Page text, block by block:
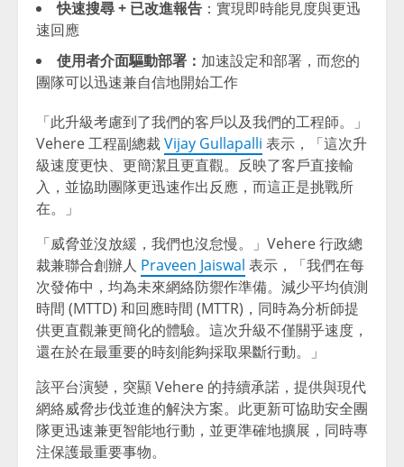
快速搜尋 + 已改進報告 ：實現即時能見度與更迅
速回應
使用者介面驅動部署： 加速設定和部署，而您的
團隊可以迅速兼自信地開始工作
「此升級考慮到了我們的客戶以及我們的工程師。」
Vehere 工程副總裁Vijay Gullapalli 表示，「這次升
級速度更快、更簡潔且更直觀。反映了客戶直接輸
入，並協助團隊更迅速作出反應，而這正是挑戰所
在。」
「威脅並沒放緩，我們也沒怠慢。」Vehere 行政總
裁兼聯合創辦人 Praveen Jaiswal 表示，「我們在每
次發佈中，均為未來網絡防禦作準備。減少平均偵測
時間 (MTTD) 和回應時間 (MTTR)，同時為分析師提
供更直觀兼更簡化的體驗。這次升級不僅關乎速度，
還在於在最重要的時刻能夠採取果斷行動。」
該平台演變，突顯 Vehere 的持續承諾，提供與現代
網絡威脅步伐並進的解決方案。此更新可協助安全團
隊更迅速兼更智能地行動，並更準確地擴展，同時專
注保護最重要事物。